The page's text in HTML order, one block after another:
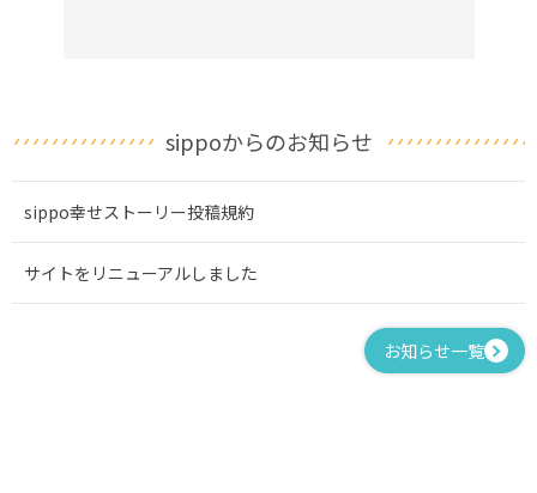
sippoからのお知らせ
sippo幸せストーリー投稿規約
サイトをリニューアルしました
お知らせ一覧